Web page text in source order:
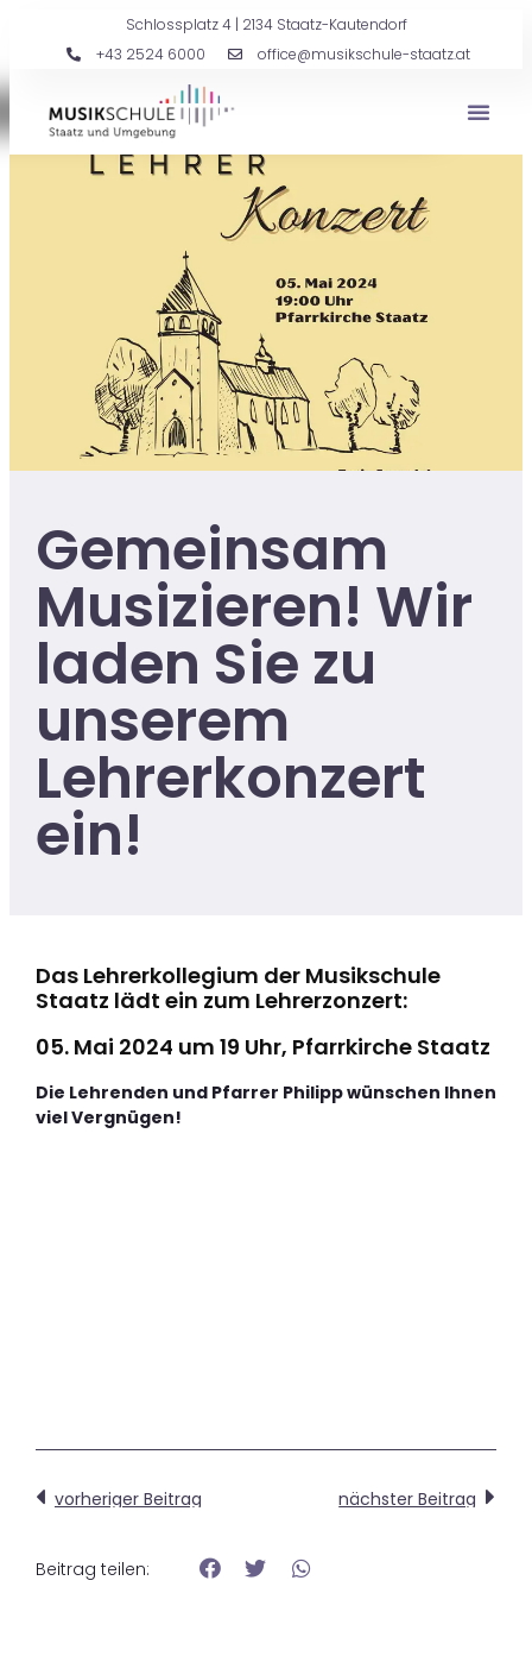
Schlossplatz 4 | 2134 Staatz-Kautendorf
+43 2524 6000
office@musikschule-staatz.at
Gemeinsam
Musizieren! Wir
laden Sie zu
unserem
Lehrerkonzert
ein!
Das Lehrerkollegium der Musikschule
Staatz lädt ein zum Lehrerzonzert:
05. Mai 2024 um 19 Uhr, Pfarrkirche Staatz
Die Lehrenden und Pfarrer Philipp wünschen Ihnen
viel Vergnügen!
vorheriger Beitrag nächster Beitrag
Beitrag teilen: